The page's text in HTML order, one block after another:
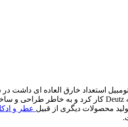
Deutz کار کرد و به خاطر طراحی و ساخت
محصولات دیگری از قبیل عطر و